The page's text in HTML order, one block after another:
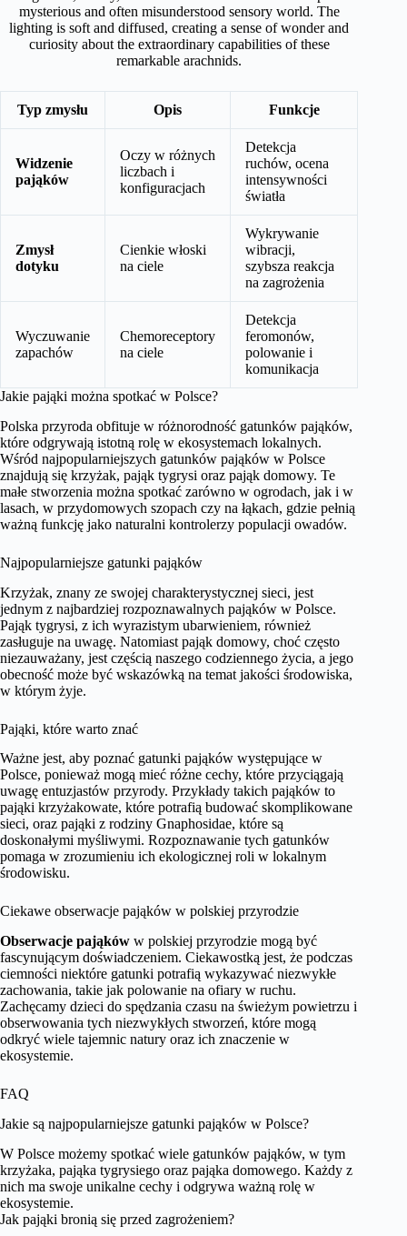
Typ zmysłu Opis Funkcje
Widzenie
pająków
Oczy w różnych
liczbach i
konfiguracjach
Detekcja
ruchów, ocena
intensywności
światła
Zmysł
dotyku
Cienkie włoski
na ciele
Wykrywanie
wibracji,
szybsza reakcja
na zagrożenia
Wyczuwanie
zapachów
Chemoreceptory
na ciele
Detekcja
feromonów,
polowanie i
komunikacja
Jakie pająki można spotkać w Polsce?
Polska przyroda obfituje w różnorodność gatunków pająków,
które odgrywają istotną rolę w ekosystemach lokalnych.
Wśród najpopularniejszych gatunków pająków w Polsce
znajdują się krzyżak, pająk tygrysi oraz pająk domowy. Te
małe stworzenia można spotkać zarówno w ogrodach, jak i w
lasach, w przydomowych szopach czy na łąkach, gdzie pełnią
ważną funkcję jako naturalni kontrolerzy populacji owadów.
Najpopularniejsze gatunki pająków
Krzyżak, znany ze swojej charakterystycznej sieci, jest
jednym z najbardziej rozpoznawalnych pająków w Polsce.
Pająk tygrysi, z ich wyrazistym ubarwieniem, również
zasługuje na uwagę. Natomiast pająk domowy, choć często
niezauważany, jest częścią naszego codziennego życia, a jego
obecność może być wskazówką na temat jakości środowiska,
w którym żyje.
Pająki, które warto znać
Ważne jest, aby poznać gatunki pająków występujące w
Polsce, ponieważ mogą mieć różne cechy, które przyciągają
uwagę entuzjastów przyrody. Przykłady takich pająków to
pająki krzyżakowate, które potrafią budować skomplikowane
sieci, oraz pająki z rodziny Gnaphosidae, które są
doskonałymi myśliwymi. Rozpoznawanie tych gatunków
pomaga w zrozumieniu ich ekologicznej roli w lokalnym
środowisku.
Ciekawe obserwacje pająków w polskiej przyrodzie
Obserwacje pająków w polskiej przyrodzie mogą być
fascynującym doświadczeniem. Ciekawostką jest, że podczas
ciemności niektóre gatunki potrafią wykazywać niezwykłe
zachowania, takie jak polowanie na ofiary w ruchu.
Zachęcamy dzieci do spędzania czasu na świeżym powietrzu i
obserwowania tych niezwykłych stworzeń, które mogą
odkryć wiele tajemnic natury oraz ich znaczenie w
ekosystemie.
FAQ
Jakie są najpopularniejsze gatunki pająków w Polsce?
W Polsce możemy spotkać wiele gatunków pająków, w tym
krzyżaka, pająka tygrysiego oraz pająka domowego. Każdy z
nich ma swoje unikalne cechy i odgrywa ważną rolę w
ekosystemie.
Jak pająki bronią się przed zagrożeniem?